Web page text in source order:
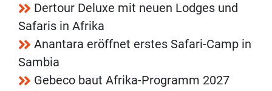
Dertour Deluxe mit neuen Lodges und
Safaris in Afrika
Anantara eröffnet erstes Safari-Camp in
Sambia
Gebeco baut Afrika-Programm 2027